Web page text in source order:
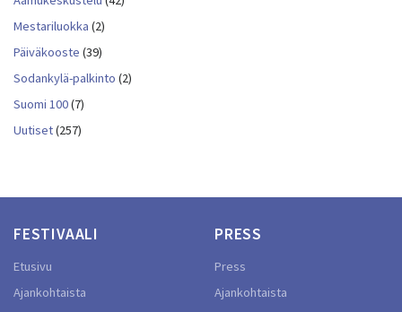
Mestariluokka (2)
Päiväkooste (39)
Sodankylä-palkinto (2)
Suomi 100(7)
Uutiset(257)
FESTIVAALI
Etusivu
Ajankohtaista
PRESS
Press
Ajankohtaista